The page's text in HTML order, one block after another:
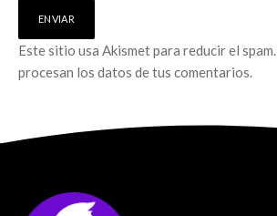
Este sitio usa Akismet para reducir el spam.
procesan los datos de tus comentarios.